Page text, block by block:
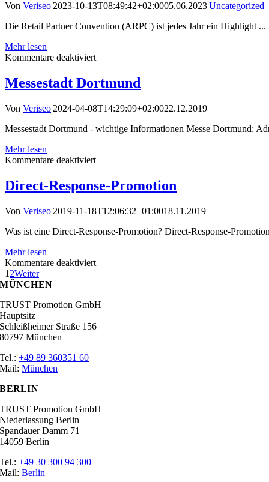
Von Veriseo|2023-10-13T08:49:42+02:0005.06.2023|Uncategorized|
Die Retail Partner Convention (ARPC) ist jedes Jahr ein Highlight ...
Mehr lesen
Kommentare deaktiviertfür
2023:
TRUST
im
des
Events
Messestadt Dortmund
Von Veriseo|2024-04-08T14:29:09+02:0022.12.2019|
Messestadt Dortmund - wichtige Informationen Messe Dortmund:
Mehr lesen
Kommentare deaktiviertfür
Dortmund
Direct-Response-Promotion
Von Veriseo|2019-11-18T12:06:32+01:0018.11.2019|
Was ist eine Direct-Response-Promotion? Direct-Response-
Mehr lesen
Kommentare deaktiviertfür
1 2Weiter
MÜNCHEN
TRUST Promotion GmbH
Hauptsitz
Schleißheimer Straße 156
80797 München
Tel.:+49 89 360351 60
Mail:München
BERLIN
TRUST Promotion GmbH
Niederlassung Berlin
Spandauer Damm 71
14059 Berlin
Tel.:+49 30 300 94 300
Mail:Berlin